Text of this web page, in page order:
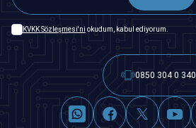
KVKK Sözleşmesi'ni okudum, kabul ediyorum.
0850 304 0 340